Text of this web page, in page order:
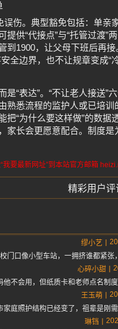
误伤。典型豁免包括：单
供“代接点”与“托管过渡”
到1900，让父母下班后再
全边界，也不让规章变成“冷
“表达”。“不让老人接送”
熟悉流程的监护人或已培
把“为什么要这样做”的数
家长会更愿意配合。制度是
要最新网址”到本站官方邮箱
精彩用户评
缪小艺
门口像小型车站，一拥挤谁都紧
心碎小甜
不会用，但纸质卡和老师点名制
王玉萌
庭照护结构已经变了，祖辈是刚
琳铛